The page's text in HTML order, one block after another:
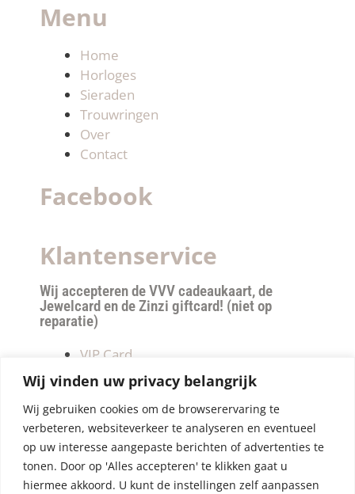
Wij vinden uw privacy belangrijk
Wij gebruiken cookies om de browserervaring te
verbeteren, websiteverkeer te analyseren en eventueel
op uw interesse aangepaste berichten of advertenties te
tonen. Door op 'Alles accepteren' te klikken gaat u
hiermee akkoord. U kunt de instellingen zelf aanpassen
Menu
Home
Horloges
Sieraden
Trouwringen
Over
Contact
Facebook
Klantenservice
Wij accepteren de VVV cadeaukaart, de
Jewelcard en de Zinzi giftcard! (niet op
reparatie)
VIP Card
Retourneren
Betalen & verzendkosten
Privacy Policy
Algemene Voorwaarden